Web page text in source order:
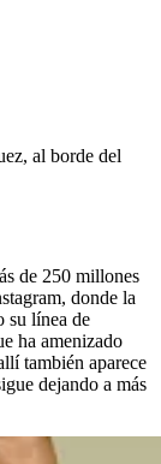
al borde del
de 250 millones
donde la
su línea de
ha amenizado
también aparece
dejando a más